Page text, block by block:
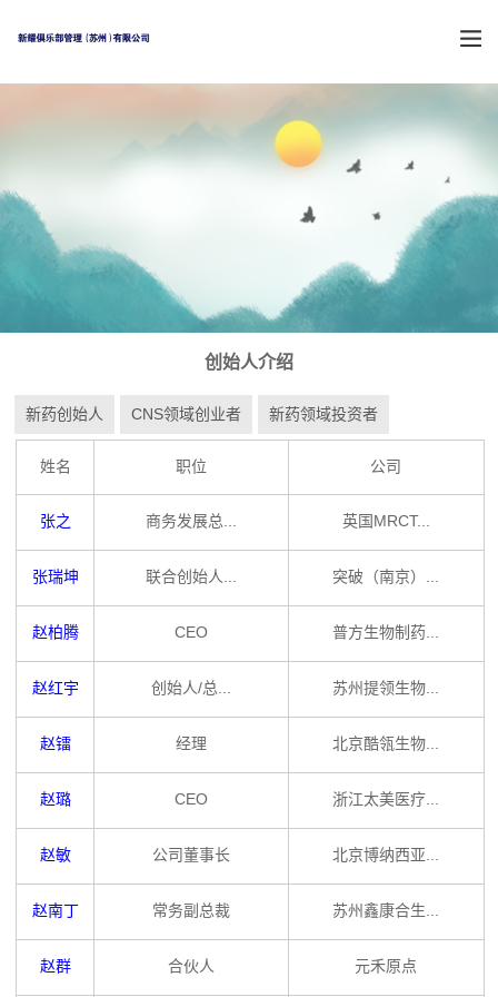
创始人介绍
新药创始人 CNS领域创业者 新药领域投资者
姓名 职位 公司
张之 商务发展总... 英国MRCT...
张瑞坤 联合创始人... 突破（南京）...
赵柏腾 CEO 普方生物制药...
赵红宇 创始人/总... 苏州提领生物...
赵镭 经理 北京酷瓴生物...
赵璐 CEO 浙江太美医疗...
赵敏 公司董事长 北京博纳西亚...
赵南丁 常务副总裁 苏州鑫康合生...
赵群 合伙人 元禾原点